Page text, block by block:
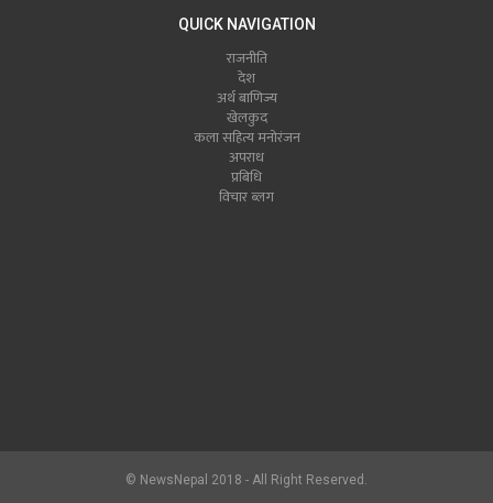
QUICK NAVIGATION
राजनीति
देश
अर्थ बाणिज्य
खेलकुद
कला सहित्य मनोरंजन
अपराध
प्रबिधि
विचार ब्लग
© NewsNepal 2018 - All Right Reserved.